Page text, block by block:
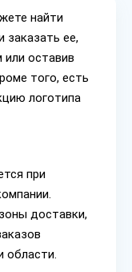
найти
заказать ее,
оставив
того, есть
логотипа
при
доставки,
области.